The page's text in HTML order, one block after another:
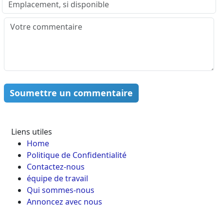
Soumettre un commentaire
Liens utiles
Home
Politique de Confidentialité
Contactez-nous
équipe de travail
Qui sommes-nous
Annoncez avec nous